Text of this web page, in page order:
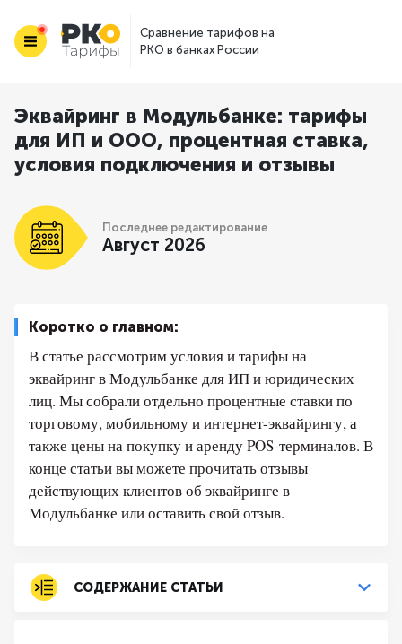
Сравнение тарифов на
РКО в банках России
Эквайринг в Модульбанке: тарифы
для ИП и ООО, процентная ставка,
условия подключения и отзывы
Последнее редактирование
Август 2026
Коротко о главном:
В статье рассмотрим условия и тарифы на
эквайринг в Модульбанке для ИП и юридических
лиц. Мы собрали отдельно процентные ставки по
торговому, мобильному и интернет-эквайрингу, а
также цены на покупку и аренду POS-терминалов. В
конце статьи вы можете прочитать отзывы
действующих клиентов об эквайринге в
Модульбанке или оставить свой отзыв.
СОДЕРЖАНИЕ СТАТЬИ